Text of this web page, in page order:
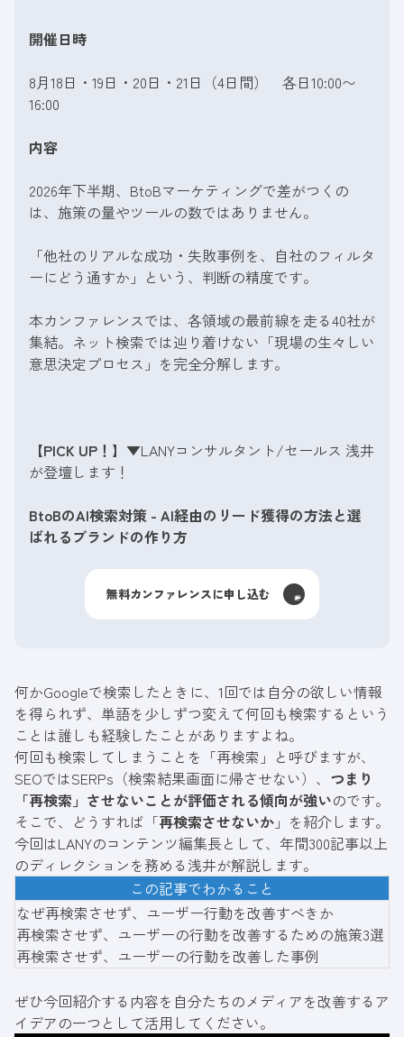
開催日時
8月18日・19日・20日・21日（4日間） 各日10:00〜
16:00
内容
2026年下半期、BtoBマーケティングで差がつくの
は、施策の量やツールの数ではありません。
「他社のリアルな成功・失敗事例を、自社のフィルタ
ーにどう通すか」という、判断の精度です。
本カンファレンスでは、各領域の最前線を走る40社が
集結。ネット検索では辿り着けない「現場の生々しい
意思決定プロセス」を完全分解します。
【PICK UP！】 ▼LANYコンサルタント/セールス 浅井
が登壇します！
BtoBのAI検索対策 - AI経由のリード獲得の方法と選
ばれるブランドの作り方
無料カンファレンスに申し込む
何かGoogleで検索したときに、1回では自分の欲しい情報
を得られず、単語を少しずつ変えて何回も検索するという
ことは誰しも経験したことがありますよね。
何回も検索してしまうことを「再検索」と呼びますが、
SEOではSERPs（検索結果画面に帰させない）、 つまり
「再検索」させないことが評価される傾向が強いのです。
そこで、どうすれば「再検索させないか 」を紹介します。
今回はLANYのコンテンツ編集長として、年間300記事以上
のディレクションを務める浅井が解説します。
この記事でわかること
なぜ再検索させず、ユーザー行動を改善すべきか
再検索させず、ユーザーの行動を改善するための施策3選
再検索させず、ユーザーの行動を改善した事例
ぜひ今回紹介する内容を自分たちのメディアを改善するア
イデアの一つとして活用してください。